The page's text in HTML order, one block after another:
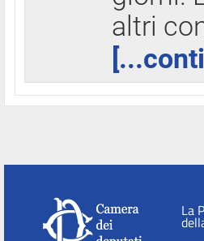
altri
La